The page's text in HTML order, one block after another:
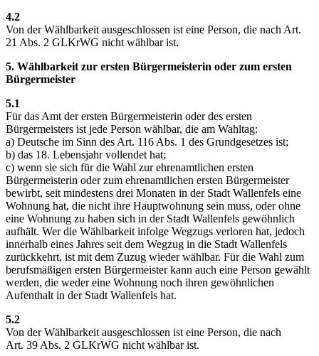
4.2
Von der Wählbarkeit ausgeschlossen ist eine Person, die nach Art.
21 Abs. 2 GLKrWG nicht wählbar ist.
5. Wählbarkeit zur ersten Bürgermeisterin oder zum ersten
Bürgermeister
5.1
Für das Amt der ersten Bürgermeisterin oder des ersten
Bürgermeisters ist jede Person wählbar, die am Wahltag:
a) Deutsche im Sinn des Art. 116 Abs. 1 des Grundgesetzes ist;
b) das 18. Lebensjahr vollendet hat;
c) wenn sie sich für die Wahl zur ehrenamtlichen ersten
Bürgermeisterin oder zum ehrenamtlichen ersten Bürgermeister
bewirbt, seit mindestens drei Monaten in der Stadt Wallenfels eine
Wohnung hat, die nicht ihre Hauptwohnung sein muss, oder ohne
eine Wohnung zu haben sich in der Stadt Wallenfels gewöhnlich
aufhält. Wer die Wählbarkeit infolge Wegzugs verloren hat, jedoch
innerhalb eines Jahres seit dem Wegzug in die Stadt Wallenfels
zurückkehrt, ist mit dem Zuzug wieder wählbar. Für die Wahl zum
berufsmäßigen ersten Bürgermeister kann auch eine Person gewählt
werden, die weder eine Wohnung noch ihren gewöhnlichen
Aufenthalt in der Stadt Wallenfels hat.
5.2
Von der Wählbarkeit ausgeschlossen ist eine Person, die nach
Art. 39 Abs. 2 GLKrWG nicht wählbar ist.